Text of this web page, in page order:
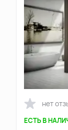
нет
ЕСТЬ В